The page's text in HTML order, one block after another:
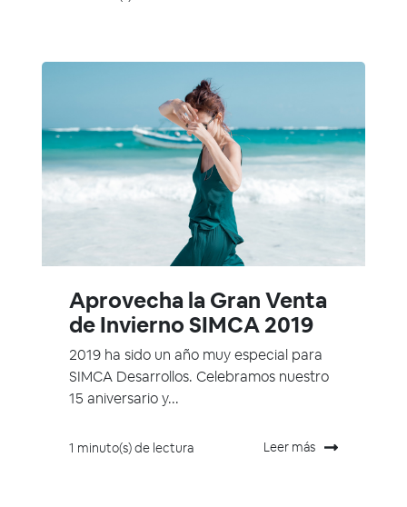
Aprovecha la Gran Venta
de Invierno SIMCA 2019
2019 ha sido un año muy especial para
SIMCA Desarrollos. Celebramos nuestro
15 aniversario y...
1 minuto(s) de lectura Leer más